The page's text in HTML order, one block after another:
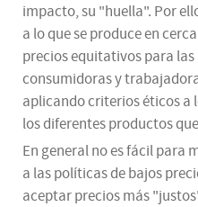
impacto, su "huella". Por
a lo que se produce en
precios equitativos para
consumidoras y
aplicando criterios éticos a
los diferentes productos
En general no es fácil para
a las políticas de bajos
aceptar precios más